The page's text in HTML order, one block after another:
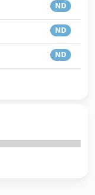
ND
ND
ND